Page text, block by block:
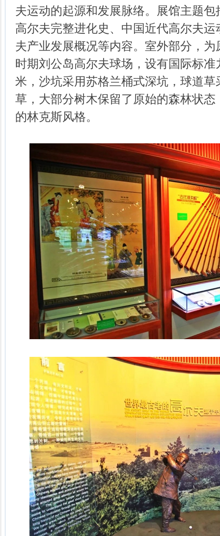
夫运动的起源和发展脉络。展馆主题
高尔夫完整进化史、中国近代高尔夫
夫产业发展概况等内容。室外部分，
时期刘公岛高尔夫球场，设有国际标
米，沙坑采用苏格兰桶式深坑，球道
草，大部分树木保留了原始的森林状
的林克斯风格。